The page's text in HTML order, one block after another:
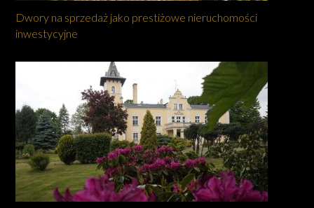
Dwory na sprzedaż jako prestiżowe nieruchomości
inwestycyjne